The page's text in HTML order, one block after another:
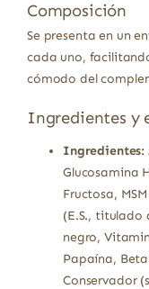
Composición
Se presenta en un
cada uno,
cómodo del
Ingredientes y
Ingredientes:
Glucosamina
Fructosa,
(E.S., titulado
negro,
Papaína,
Conservador